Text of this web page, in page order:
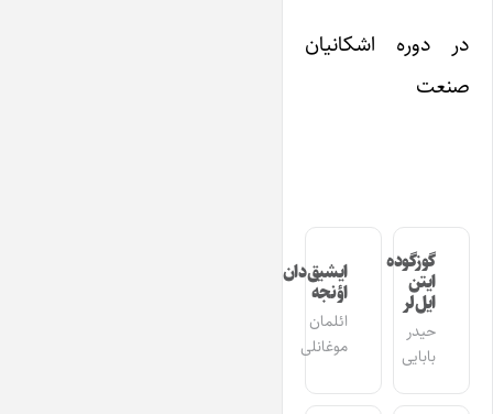
در دوره اشکانیان
صنعت
گوزگوده
ایتن
ایل‌لر
حیدر
بابایی
ایشیق‌دان
اؤنجه
ائلمان
موغانلی